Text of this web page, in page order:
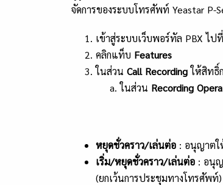
จัดการของระบบโทรศัพท์ Yeastar P-
เข้าสู่ระบบเว็บพอร์ทัล PBX ไปที่
คลิกแท็บ Features
ในส่วน Call Recordingให้สิทธิ์
ในส่วน Recording
หยุดชั่วคราว/เล่นต่อ : อนุญาตใ
เริ่ม/หยุดชั่วคราว/เล่นต่อ : อนุญ
(ยกเว้นการประชุมทางโทรศัพท์